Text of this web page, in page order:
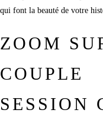
qui font la beauté de votre
ZOOM
COUPLE
SESSION